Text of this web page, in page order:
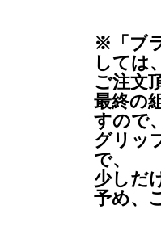
※「ブ
しては
ご注文
最終の
すので
グリッ
で、
少しだ
予め、